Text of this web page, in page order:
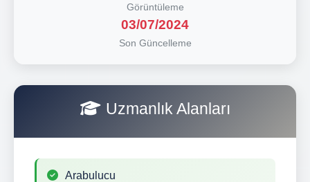
Görüntüleme
03/07/2024
Son Güncelleme
Uzmanlık Alanları
Arabulucu